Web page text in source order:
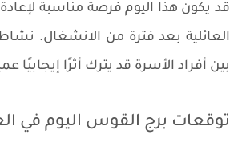
قد يكون هذا اليوم فرصة مناسبة
العائلية بعد فترة من الانشغال.
بين أفراد الأسرة قد يترك أثرًا إيجابيًا
توقعات برج القوس اليوم في